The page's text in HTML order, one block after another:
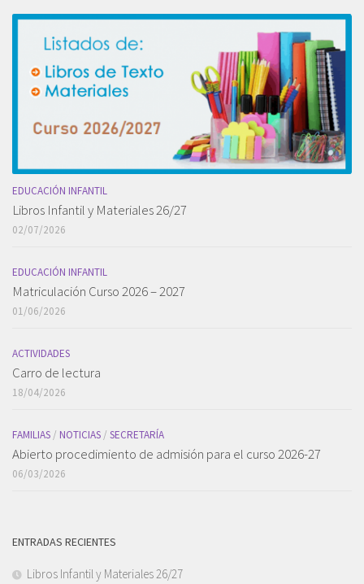
EDUCACIÓN INFANTIL
Libros Infantil y Materiales 26/27
02/07/2026
EDUCACIÓN INFANTIL
Matriculación Curso 2026 – 2027
01/06/2026
ACTIVIDADES
Carro de lectura
18/04/2026
FAMILIAS / NOTICIAS / SECRETARÍA
Abierto procedimiento de admisión para el curso 2026-27
06/03/2026
ENTRADAS RECIENTES
Libros Infantil y Materiales 26/27